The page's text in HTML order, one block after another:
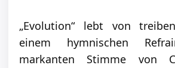
„Evolution“ lebt von
einem hymnischen
markanten Stimme von